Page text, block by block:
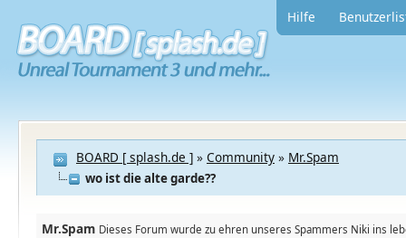
Hilfe
BOARD [ splash.de ] » Community » Mr.Spam
wo ist die alte garde??
Mr.Spam Dieses Forum wurde zu ehren unseres Spammers Niki ins